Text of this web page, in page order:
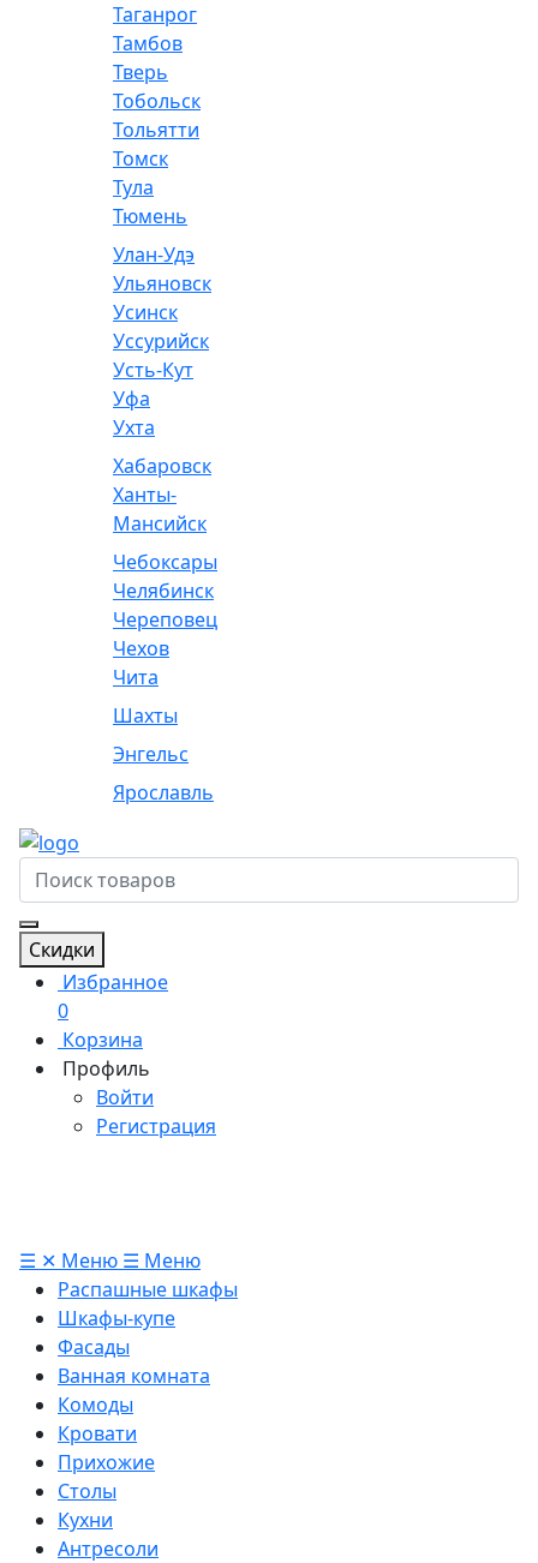
Таганрог
Тамбов
Тверь
Тобольск
Тольятти
Томск
Тула
Тюмень
Улан-Удэ
Ульяновск
Усинск
Уссурийск
Усть-Кут
Уфа
Ухта
Хабаровск
Ханты-
Мансийск
Чебоксары
Челябинск
Череповец
Чехов
Чита
Шахты
Энгельс
Ярославль
Скидки
Избранное
0
Корзина
Профиль
Войти
Регистрация
☰ ✕ Меню ☰ Меню
Распашные шкафы
Шкафы-купе
Фасады
Ванная комната
Комоды
Кровати
Прихожие
Столы
Кухни
Антресоли